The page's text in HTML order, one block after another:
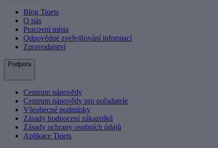
Blog Tiqets
O nás
Pracovní místa
Odpovědné zveřejňování informací
Zpravodajství
Podpora
Centrum nápovědy
Centrum nápovědy pro pořadatele
Všeobecné podmínky
Zásady hodnocení zákazníků
Zásady ochrany osobních údajů
Aplikace Tiqets